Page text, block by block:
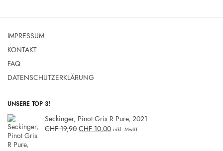
IMPRESSUM
KONTAKT
FAQ
DATENSCHUTZERKLÄRUNG
UNSERE TOP 3!
Seckinger, Pinot Gris R Pure, 2021
CHF19,90 CHF 10,00 inkl. MwST.